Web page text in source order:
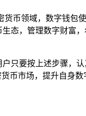
币领域，数字钱
态，管理数字财富
只要按上述步骤
币市场，提升自身数